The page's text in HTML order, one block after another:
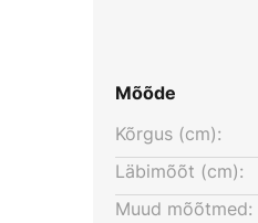
Mõõde
Kõrgus (cm):
Läbimõõt (cm):
Muud mõõtmed: